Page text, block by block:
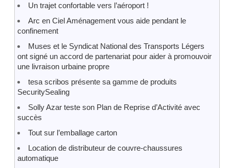
Un trajet confortable vers l’aéroport !
Arc en Ciel Aménagement vous aide pendant le
confinement
Muses et le Syndicat National des Transports Légers
ont signé un accord de partenariat pour aider à promouvoir
une livraison urbaine propre
tesa scribos présente sa gamme de produits
SecuritySealing
Solly Azar teste son Plan de Reprise d’Activité avec
succès
Tout sur l’emballage carton
Location de distributeur de couvre-chaussures
automatique